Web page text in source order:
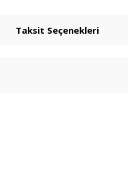
Taksit Seçenekleri